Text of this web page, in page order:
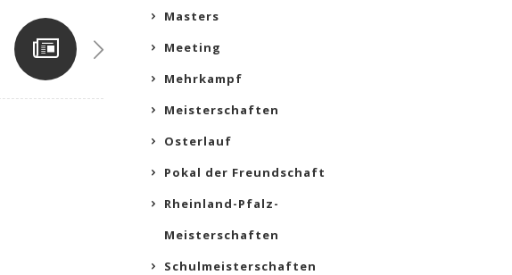
Masters
Meeting
Mehrkampf
Meisterschaften
Osterlauf
Pokal der Freundschaft
Rheinland-Pfalz-
Meisterschaften
Schulmeisterschaften